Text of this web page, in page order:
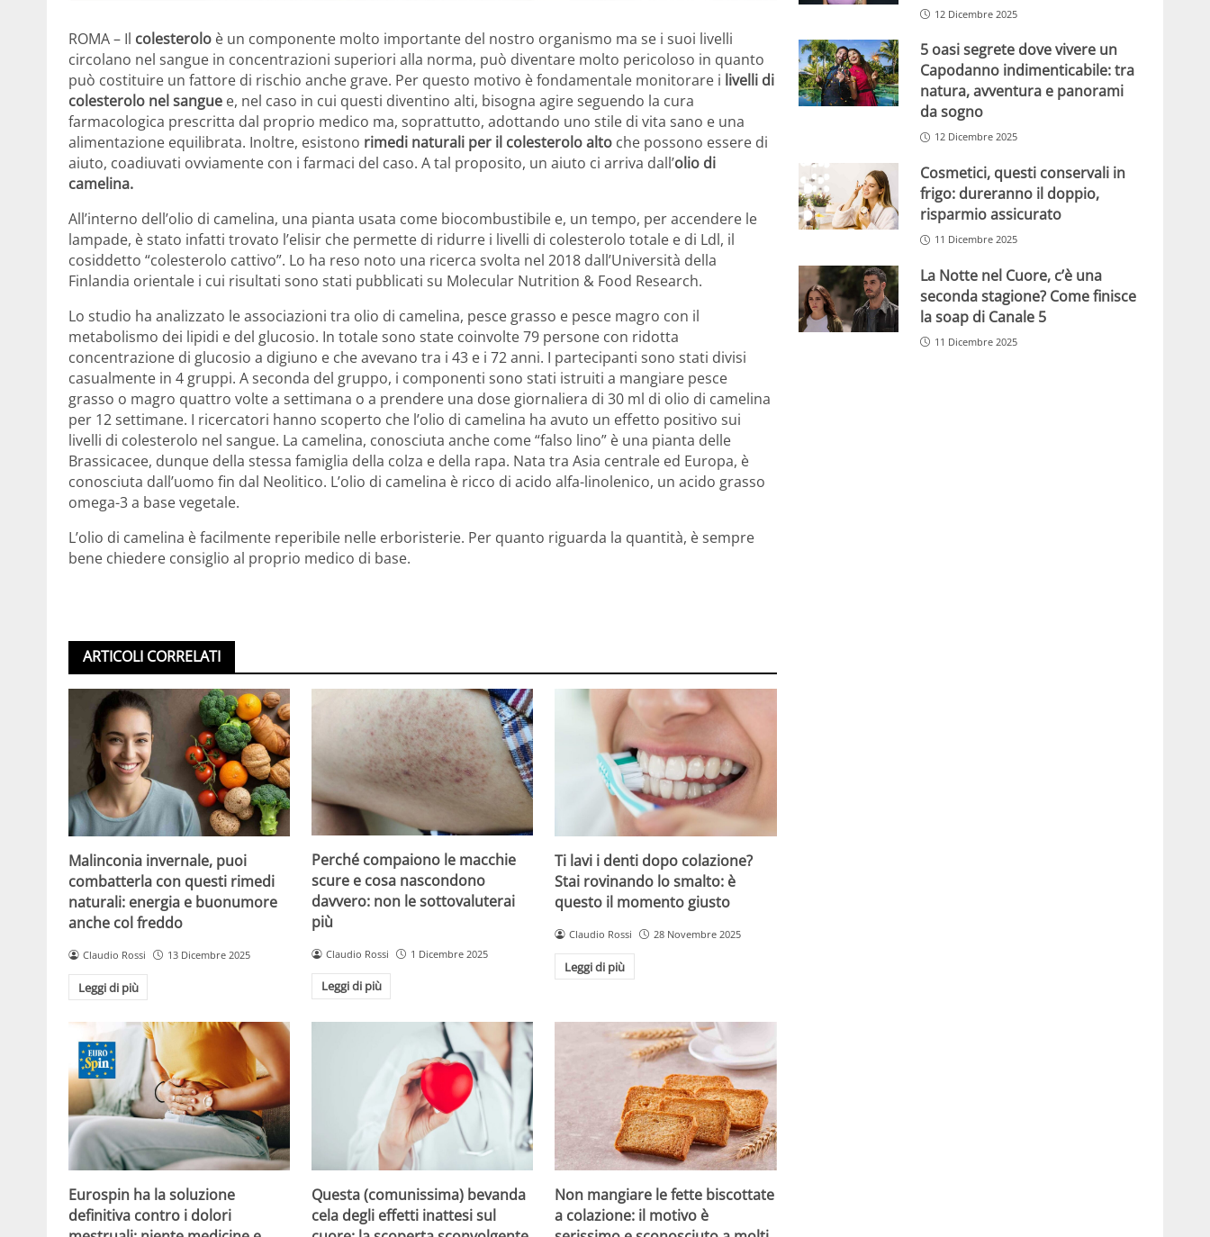
ROMA – Il colesterolo è un componente molto importante del nostro organismo ma se i suoi livelli
circolano nel sangue in concentrazioni superiori alla norma, può diventare molto pericoloso in quanto
può costituire un fattore di rischio anche grave. Per questo motivo è fondamentale monitorare i livelli di
colesterolo nel sangue e, nel caso in cui questi diventino alti, bisogna agire seguendo la cura
farmacologica prescritta dal proprio medico ma, soprattutto, adottando uno stile di vita sano e una
alimentazione equilibrata. Inoltre, esistono rimedi naturali per il colesterolo alto che possono essere di
aiuto, coadiuvati ovviamente con i farmaci del caso. A tal proposito, un aiuto ci arriva dall’olio di
camelina.
All’interno dell’olio di camelina, una pianta usata come biocombustibile e, un tempo, per accendere le
lampade, è stato infatti trovato l’elisir che permette di ridurre i livelli di colesterolo totale e di Ldl, il
cosiddetto “colesterolo cattivo”. Lo ha reso noto una ricerca svolta nel 2018 dall’Università della
Finlandia orientale i cui risultati sono stati pubblicati su Molecular Nutrition & Food Research.
Lo studio ha analizzato le associazioni tra olio di camelina, pesce grasso e pesce magro con il
metabolismo dei lipidi e del glucosio. In totale sono state coinvolte 79 persone con ridotta
concentrazione di glucosio a digiuno e che avevano tra i 43 e i 72 anni. I partecipanti sono stati divisi
casualmente in 4 gruppi. A seconda del gruppo, i componenti sono stati istruiti a mangiare pesce
grasso o magro quattro volte a settimana o a prendere una dose giornaliera di 30 ml di olio di camelina
per 12 settimane. I ricercatori hanno scoperto che l’olio di camelina ha avuto un effetto positivo sui
livelli di colesterolo nel sangue. La camelina, conosciuta anche come “falso lino” è una pianta delle
Brassicacee, dunque della stessa famiglia della colza e della rapa. Nata tra Asia centrale ed Europa, è
conosciuta dall’uomo fin dal Neolitico. L’olio di camelina è ricco di acido alfa-linolenico, un acido grasso
omega-3 a base vegetale.
L’olio di camelina è facilmente reperibile nelle erboristerie. Per quanto riguarda la quantità, è sempre
bene chiedere consiglio al proprio medico di base.
ARTICOLI CORRELATI
Malinconia invernale, puoi
combatterla con questi rimedi
naturali: energia e buonumore
anche col freddo
Claudio Rossi 13 Dicembre 2025
Leggi di più
Perché compaiono le macchie
scure e cosa nascondono
davvero: non le sottovaluterai
più
Claudio Rossi 1 Dicembre 2025
Leggi di più
Ti lavi i denti dopo colazione?
Stai rovinando lo smalto: è
questo il momento giusto
Claudio Rossi 28 Novembre 2025
Leggi di più
Eurospin ha la soluzione
definitiva contro i dolori
Questa (comunissima) bevanda
cela degli effetti inattesi sul
Non mangiare le fette biscottate
a colazione: il motivo è
12 Dicembre 2025
5 oasi segrete dove vivere un
Capodanno indimenticabile: tra
natura, avventura e panorami
da sogno
12 Dicembre 2025
Cosmetici, questi conservali in
frigo: dureranno il doppio,
risparmio assicurato
11 Dicembre 2025
La Notte nel Cuore, c’è una
seconda stagione? Come finisce
la soap di Canale 5
11 Dicembre 2025